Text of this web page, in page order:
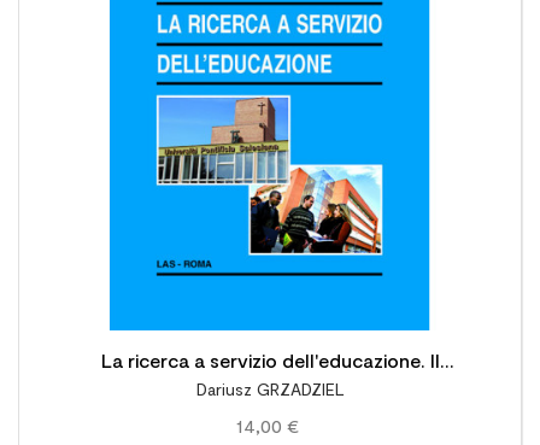
La ricerca a servizio dell'educazione. Il
contributo dell'Università Pontificia Salesiana
di Roma e di alcuni centri associati italiani
Dariusz GRZADZIEL
14,00 €